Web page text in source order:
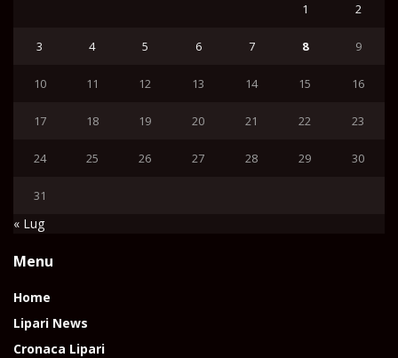
1 2
3 4 5 6 7 8 9
10 11 12 13 14 15 16
17 18 19 20 21 22 23
24 25 26 27 28 29 30
31
« Lug
Menu
Home
Lipari News
Cronaca Lipari